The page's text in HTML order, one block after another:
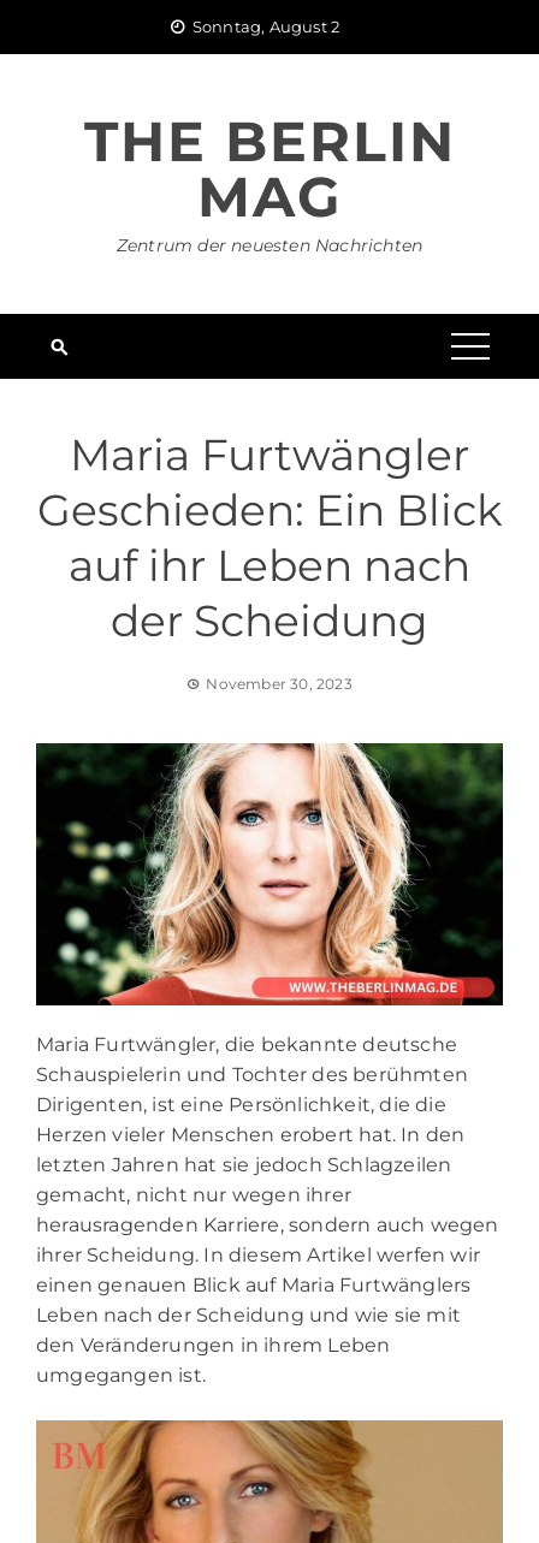
Sonntag, August 2
THE BERLIN
MAG
Zentrum der neuesten Nachrichten
Maria Furtwängler
Geschieden: Ein Blick
auf ihr Leben nach
der Scheidung
November 30, 2023
Maria Furtwängler, die bekannte deutsche
Schauspielerin und Tochter des berühmten
Dirigenten, ist eine Persönlichkeit, die die
Herzen vieler Menschen erobert hat. In den
letzten Jahren hat sie jedoch Schlagzeilen
gemacht, nicht nur wegen ihrer
herausragenden Karriere, sondern auch wegen
ihrer Scheidung. In diesem Artikel werfen wir
einen genauen Blick auf Maria Furtwänglers
Leben nach der Scheidung und wie sie mit
den Veränderungen in ihrem Leben
umgegangen ist.